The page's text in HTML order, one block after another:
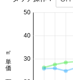
30
40
50